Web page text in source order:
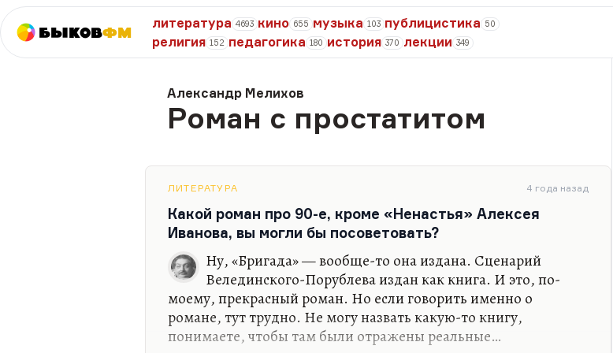
БыковФМ
литература 4693 кино 655 музыка 103 публицистика 50
религия 152 педагогика 180 история 370 лекции 349
Александр Мелихов
Роман с простатитом
ЛИТЕРАТУРА 4 года назад
Какой роман про 90-е, кроме «Ненастья» Алексея
Иванова, вы могли бы посоветовать?
Ну, «Бригада» — вообще-то она издана. Сценарий
Велединского-Порублева издан как книга. И это, по-
моему, прекрасный роман. Но если говорить именно о
романе, тут трудно. Не могу назвать какую-то книгу,
понимаете, чтобы там были отражены реальные…